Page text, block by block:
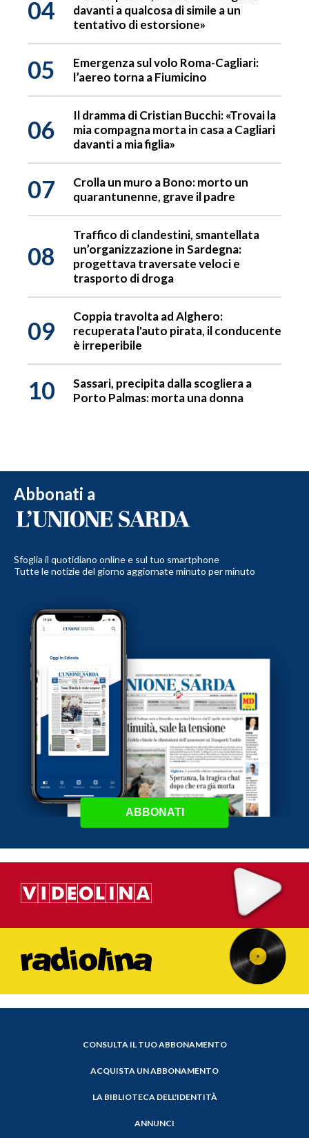
04
davanti a qualcosa di simile a un
tentativo di estorsione»
05
Emergenza sul volo Roma-Cagliari:
l’aereo torna a Fiumicino
06
Il dramma di Cristian Bucchi: «Trovai la
mia compagna morta in casa a Cagliari
davanti a mia figlia»
07
Crolla un muro a Bono: morto un
quarantunenne, grave il padre
08
Traffico di clandestini, smantellata
un’organizzazione in Sardegna:
progettava traversate veloci e
trasporto di droga
09
Coppia travolta ad Alghero:
recuperata l'auto pirata, il conducente
è irreperibile
10
Sassari, precipita dalla scogliera a
Porto Palmas: morta una donna
Abbonati a
Sfoglia il quotidiano online e sul tuo smartphone
Tutte le notizie del giorno aggiornate minuto per minuto
ABBONATI
CONSULTA IL TUO ABBONAMENTO
ACQUISTA UN ABBONAMENTO
LA BIBLIOTECA DELL'IDENTITÀ
ANNUNCI